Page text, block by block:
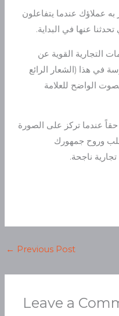
عملاؤك عندما يتفاعلون
عنها في البداية.
التجارية القوية عن
في هذا (الشعار الرائع
الواضح للعلامة
حقاً عندما تركز على الصورة
قلب وروح جمهورك
ناجحة.
← Previous Post
Leave a